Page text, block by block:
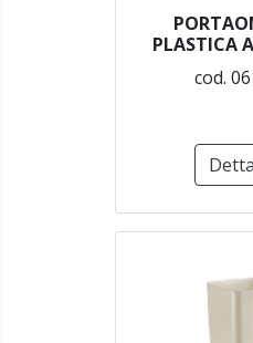
PLASTICA
cod.